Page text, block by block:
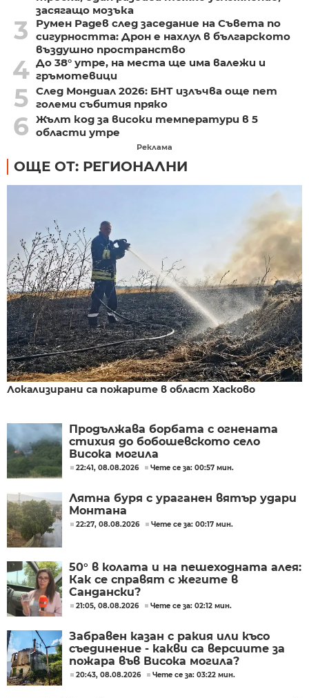
засягащо мозъка
3
Румен Радев след заседание на Съвета по
сигурността: Дрон е нахлул в българското
въздушно пространство
4 До 38° утре, на места ще има валежи и
гръмотевици
5 След Мондиал 2026: БНТ излъчва още пет
големи събития пряко
6 Жълт код за високи температури в 5
области утре
Реклама
ОЩЕ ОТ: РЕГИОНАЛНИ
Локализирани са пожарите в област Хасково
Продължава борбата с огнената
стихия до бобошевското село
Висока могила
22:41, 08.08.2026 Чете се за: 00:57 мин.
Лятна буря с ураганен вятър удари
Монтана
22:27, 08.08.2026 Чете се за: 00:17 мин.
50° в колата и на пешеходната алея:
Как се справят с жегите в
Сандански?
21:05, 08.08.2026 Чете се за: 02:12 мин.
Забравен казан с ракия или късо
съединение - какви са версиите за
пожара във Висока могила?
20:43, 08.08.2026 Чете се за: 03:22 мин.